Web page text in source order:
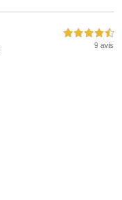
4,5 étoiles sur 5
9 avis